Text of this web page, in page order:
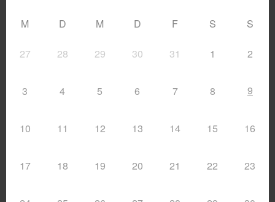
M D M D F S S
27 28 29 30 31 1 2
3 4 5 6 7 8 9
10 11 12 13 14 15 16
17 18 19 20 21 22 23